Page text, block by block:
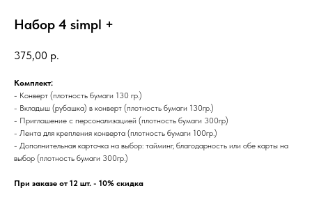
Набор 4 simpl +
375,00 р.
Комплект:
- Конверт (плотность бумаги 130 гр.)
- Вкладыш (рубашка) в конверт (плотность бумаги 130гр.)
- Приглашение с персонализацией (плотность бумаги 300гр)
- Лента для крепления конверта (плотность бумаги 100гр.)
- Дополнительная карточка на выбор: тайминг, благодарность или обе карты на
выбор (плотность бумаги 300гр.)
При заказе от 12 шт. - 10% скидка